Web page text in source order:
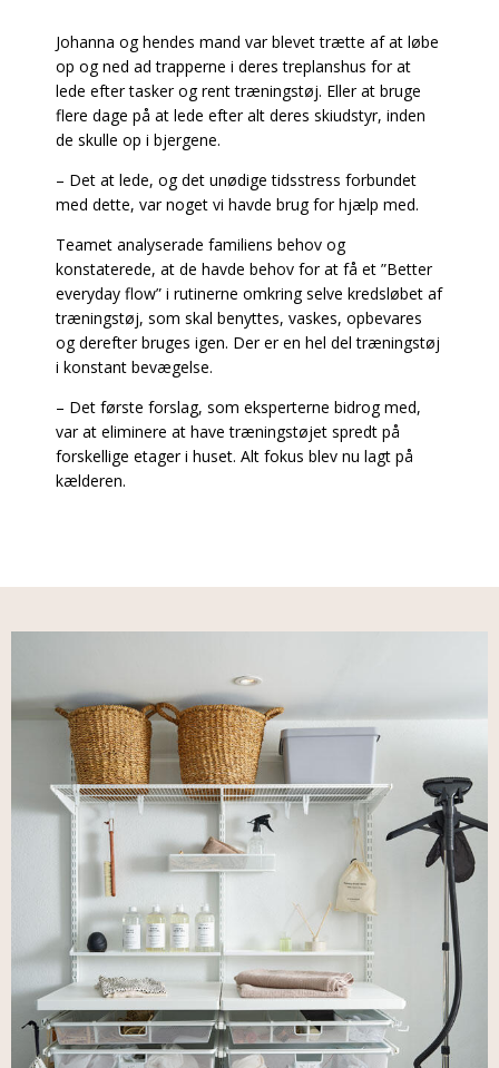
Johanna og hendes mand var blevet trætte af at løbe
op og ned ad trapperne i deres treplanshus for at
lede efter tasker og rent træningstøj. Eller at bruge
flere dage på at lede efter alt deres skiudstyr, inden
de skulle op i bjergene.
– Det at lede, og det unødige tidsstress forbundet
med dette, var noget vi havde brug for hjælp med.
Teamet analyserade familiens behov og
konstaterede, at de havde behov for at få et ”Better
everyday flow” i rutinerne omkring selve kredsløbet af
træningstøj, som skal benyttes, vaskes, opbevares
og derefter bruges igen. Der er en hel del træningstøj
i konstant bevægelse.
– Det første forslag, som eksperterne bidrog med,
var at eliminere at have træningstøjet spredt på
forskellige etager i huset. Alt fokus blev nu lagt på
kælderen.